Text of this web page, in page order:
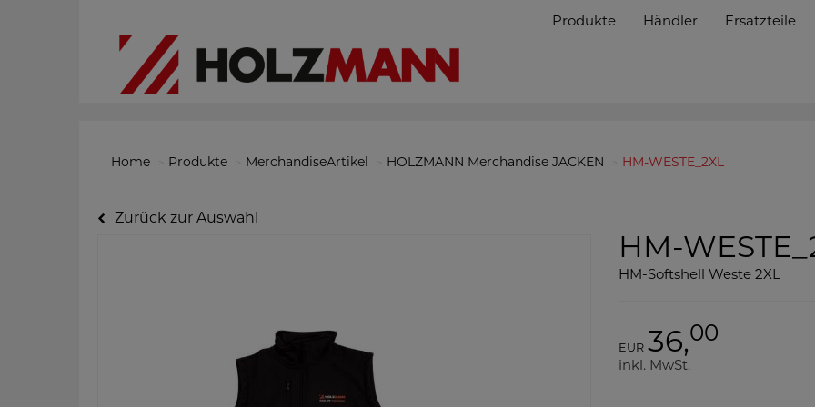
Produkte Händler Ersatzteile
Home Produkte MerchandiseArtikel HOLZMANN Merchandise JACKEN HM-WESTE_2XL
Zurück zur Auswahl
HM-
HM-Softshell Weste 2XL
EUR 36,00
inkl. MwSt.